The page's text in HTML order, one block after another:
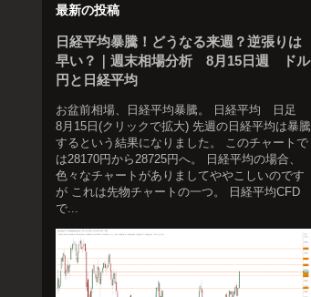
最新の投稿
日経平均暴騰！どうなる来週？逆張りは
早い？｜週末相場分析 8月15日週 ドル
円と日経平均
お盆前相場、日経平均暴騰。 日経平均 日足
8月15日(クリックで拡大) 先週の日経平均は暴騰
するという結果になりました。 このチャートで
は28170円から28725円へ。 日経平均の場合、
色々なチャートがありましてややこしいのです
が これは先物チャートの一つ。 日経平均CFD
で...